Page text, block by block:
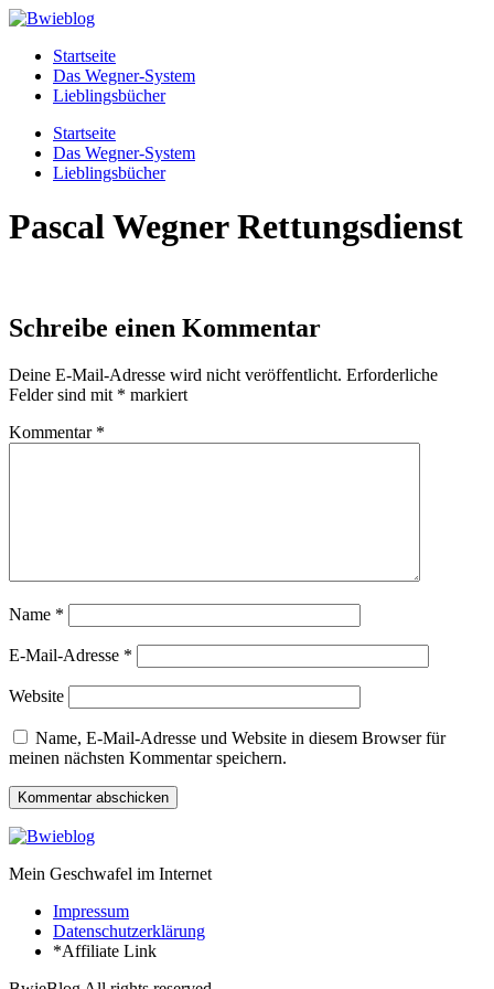
Zum
wechselnStartseite
Das Wegner-System
Lieblingsbücher
Menü
Startseite
Das Wegner-System
Lieblingsbücher
Pascal Wegner Rettungsdienst
Schreibe einen Kommentar
Deine E-Mail-Adresse wird nicht veröffentlicht. Erforderliche
Felder sind mit * markiert
Kommentar *
Name *
E-Mail-Adresse *
Website
Name, E-Mail-Adresse und Website in diesem Browser für
meinen nächsten Kommentar speichern.
Mein Geschwafel im Internet
Impressum
Datenschutzerklärung
*Affiliate Link